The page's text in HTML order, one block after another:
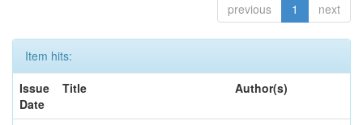
previous 1 next
Item hits:
Issue
Date
Title Author(s)